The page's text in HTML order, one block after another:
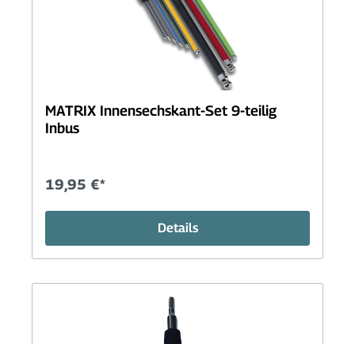
MATRIX Innensechskant-Set 9-teilig
Inbus
19,95 €*
Details